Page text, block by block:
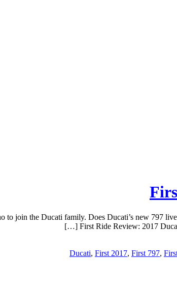
join the Ducati family. Does Ducati’s new 797
First Ride Review: 2017
Ducati, First 2017, First 797,